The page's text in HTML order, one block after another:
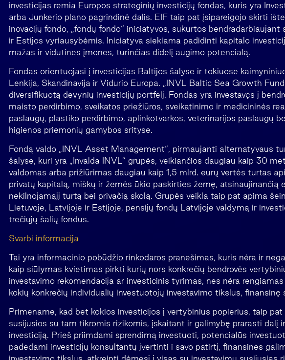
investicijas remia Europos strateginių investicijų fondas, kuris yra
arba Junkerio plano pagrindinė dalis. EIF taip pat įsipareigojo skirti
inovacijų fondo, „fondų fondo“ iniciatyvos, sukurtos bendradarbiaujant
ir Estijos vyriausybėmis. Iniciatyva siekiama padidinti kapitalo
mažas ir vidutines įmones, turinčias didelį augimo potencialą.
Fondas orientuojasi į investicijas Baltijos šalyse ir tokiuose
Lenkija, Skandinavija ir Vidurio Europa. „INVL Baltic Sea Growth
diversifikuotą devynių investicijų portfelį. Fondas yra investavęs į
maisto perdirbimo, sveikatos priežiūros, sveikatinimo ir medicininės
paslaugų, plastiko perdirbimo, aplinkotvarkos, veterinarijos paslaugų
higienos priemonių gamybos srityse.
Fondą valdo „INVL Asset Management“, pirmaujanti alternatyvaus
šalyse, kuri yra „Invalda INVL” grupės, veikiančios daugiau kaip 30
valdomas arba prižiūrimas daugiau kaip 1,5 mlrd. eurų vertės turtas
privatų kapitalą, miškų ir žemės ūkio paskirties žemę, atsinaujinančią
nekilnojamąjį turtą bei privačią skolą. Grupės veikla taip pat apima
Lietuvoje, Latvijoje ir Estijoje, pensijų fondų Latvijoje valdymą ir
trečiųjų šalių fondus.
Svarbi informacija
Tai yra informacinio pobūdžio rinkodaros pranešimas, kuris nėra ir
kaip siūlymas kvietimas pirkti kurių nors konkrečių bendrovės
investavimo rekomendacija ar investicinis tyrimas, nes nėra
kokių konkrečių individualių investuotojų investavimo tikslus, finansinę
Primename, kad bet kokios investicijos į vertybinius popierius, taip pat
susijusios su tam tikromis rizikomis, įskaitant ir galimybę prarasti dalį
investiciją. Prieš priimdami sprendimą investuoti, potencialūs
padedami investicijų konsultantų įvertinti i savo patirtį, finansines